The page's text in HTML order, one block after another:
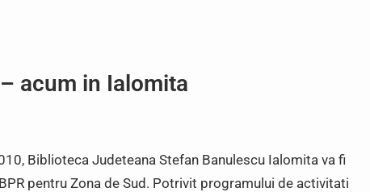
acum in Ialomita
Biblioteca Judeteana Stefan Banulescu Ialomita va fi
pentru Zona de Sud. Potrivit programului de activitati